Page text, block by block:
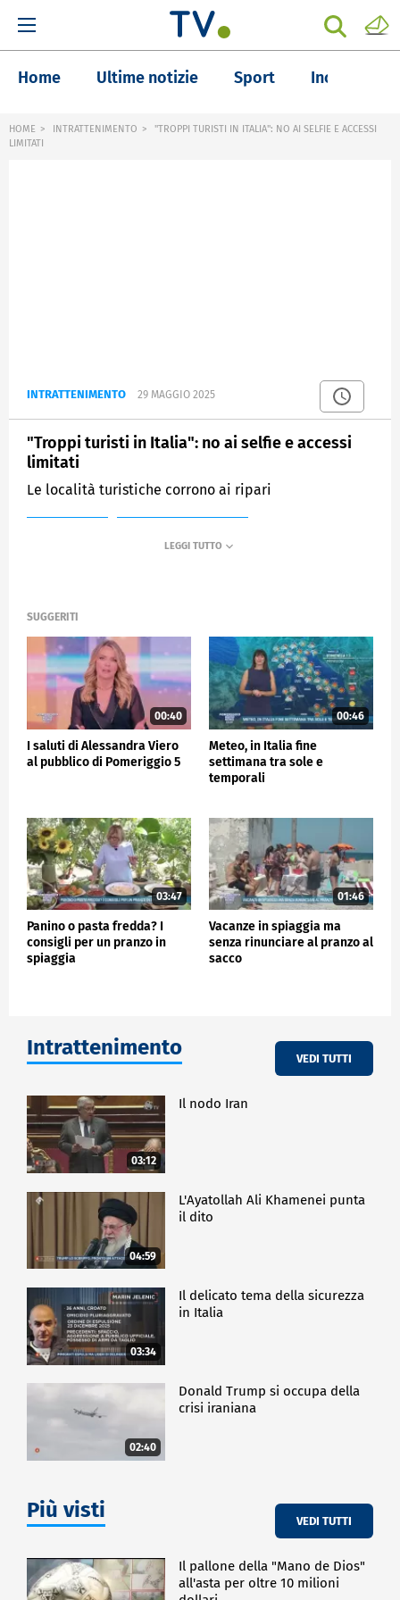
Home Ultime notizie Sport Inchieste
HOME INTRATTENIMENTO
"TROPPI TURISTI IN ITALIA": NO AI SELFIE E ACCESSI
LIMITATI
INTRATTENIMENTO 29 MAGGIO 2025
"Troppi turisti in Italia": no ai selfie e accessi
limitati
Le località turistiche corrono ai ripari
SUGGERITI
00:40
I saluti di Alessandra Viero
al pubblico di Pomeriggio 5
00:46
Meteo, in Italia fine
settimana tra sole e
temporali
03:47
Panino o pasta fredda? I
consigli per un pranzo in
spiaggia
01:46
Vacanze in spiaggia ma
senza rinunciare al pranzo al
sacco
Intrattenimento VEDI TUTTI
03:12
Il nodo Iran
04:59
L'Ayatollah Ali Khamenei punta
il dito
03:34
Il delicato tema della sicurezza
in Italia
02:40
Donald Trump si occupa della
crisi iraniana
Più visti VEDI TUTTI
Il pallone della "Mano de Dios"
all'asta per oltre 10 milioni